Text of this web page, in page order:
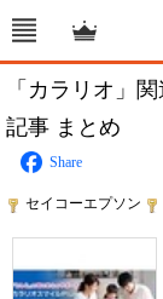
「カラリオ」
記事 まとめ
Share
セイコーエプソン